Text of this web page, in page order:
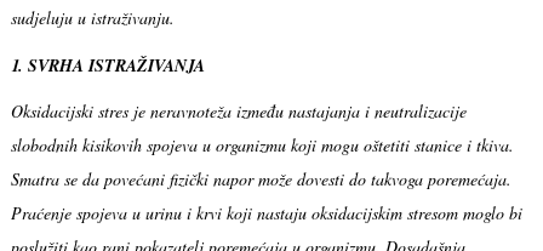
sudjeluju u istraživanju.
1. SVRHA ISTRAŽIVANJA
Oksidacijski stres je neravnoteža između nastajanja i neutralizacije
slobodnih kisikovih spojeva u organizmu koji mogu oštetiti stanice i tkiva.
Smatra se da povećani fizički napor može dovesti do takvoga poremećaja.
Praćenje spojeva u urinu i krvi koji nastaju oksidacijskim stresom moglo bi